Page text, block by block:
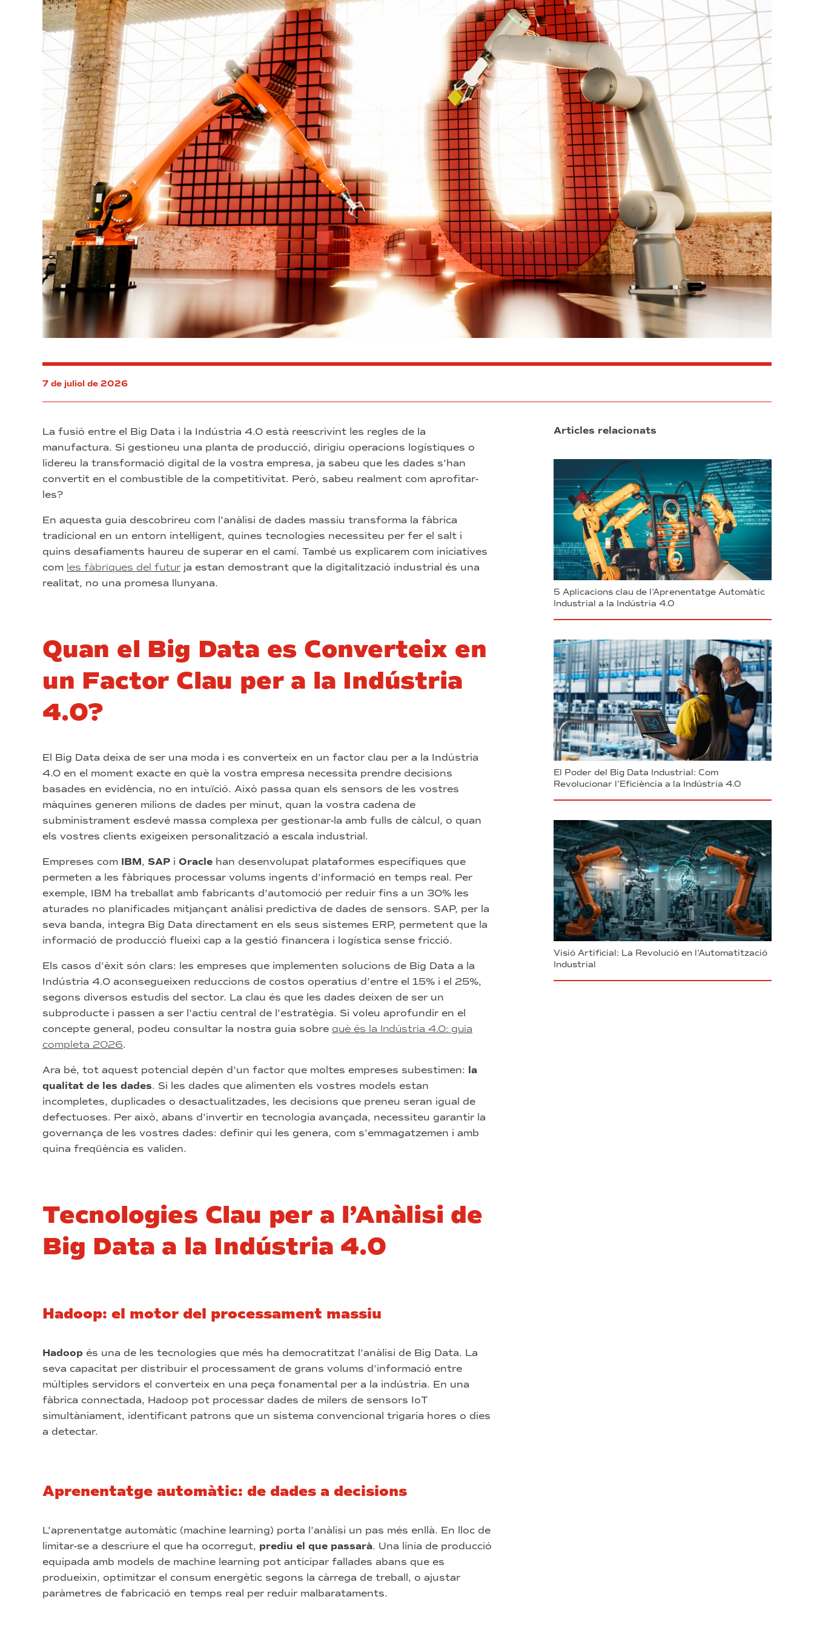
7 de juliol de 2026
La fusió entre el Big Data i la Indústria 4.0 està reescrivint les regles de la
manufactura. Si gestioneu una planta de producció, dirigiu operacions logístiques o
lidereu la transformació digital de la vostra empresa, ja sabeu que les dades s’han
convertit en el combustible de la competitivitat. Però, sabeu realment com aprofitar-
les?
En aquesta guia descobrireu com l’anàlisi de dades massiu transforma la fàbrica
tradicional en un entorn intel·ligent, quines tecnologies necessiteu per fer el salt i
quins desafiaments haureu de superar en el camí. També us explicarem com iniciatives
com les fàbriques del futur ja estan demostrant que la digitalització industrial és una
realitat, no una promesa llunyana.
Quan el Big Data es Converteix en
un Factor Clau per a la Indústria
4.0?
El Big Data deixa de ser una moda i es converteix en un factor clau per a la Indústria
4.0 en el moment exacte en què la vostra empresa necessita prendre decisions
basades en evidència, no en intuïció. Això passa quan els sensors de les vostres
màquines generen milions de dades per minut, quan la vostra cadena de
subministrament esdevé massa complexa per gestionar-la amb fulls de càlcul, o quan
els vostres clients exigeixen personalització a escala industrial.
Empreses com IBM, SAP i Oracle han desenvolupat plataformes específiques que
permeten a les fàbriques processar volums ingents d’informació en temps real. Per
exemple, IBM ha treballat amb fabricants d’automoció per reduir fins a un 30% les
aturades no planificades mitjançant anàlisi predictiva de dades de sensors. SAP, per la
seva banda, integra Big Data directament en els seus sistemes ERP, permetent que la
informació de producció flueixi cap a la gestió financera i logística sense fricció.
Els casos d’èxit són clars: les empreses que implementen solucions de Big Data a la
Indústria 4.0 aconsegueixen reduccions de costos operatius d’entre el 15% i el 25%,
segons diversos estudis del sector. La clau és que les dades deixen de ser un
subproducte i passen a ser l’actiu central de l’estratègia. Si voleu aprofundir en el
concepte general, podeu consultar la nostra guia sobre què és la Indústria 4.0: guia
completa 2026.
Ara bé, tot aquest potencial depèn d’un factor que moltes empreses subestimen: la
qualitat de les dades. Si les dades que alimenten els vostres models estan
incompletes, duplicades o desactualitzades, les decisions que preneu seran igual de
defectuoses. Per això, abans d’invertir en tecnologia avançada, necessiteu garantir la
governança de les vostres dades: definir qui les genera, com s’emmagatzemen i amb
quina freqüència es validen.
Tecnologies Clau per a l’Anàlisi de
Big Data a la Indústria 4.0
Hadoop: el motor del processament massiu
Hadoop és una de les tecnologies que més ha democratitzat l’anàlisi de Big Data. La
seva capacitat per distribuir el processament de grans volums d’informació entre
múltiples servidors el converteix en una peça fonamental per a la indústria. En una
fàbrica connectada, Hadoop pot processar dades de milers de sensors IoT
simultàniament, identificant patrons que un sistema convencional trigaria hores o dies
a detectar.
Aprenentatge automàtic: de dades a decisions
L’aprenentatge automàtic (machine learning) porta l’anàlisi un pas més enllà. En lloc de
limitar-se a descriure el que ha ocorregut, prediu el que passarà. Una línia de producció
equipada amb models de machine learning pot anticipar fallades abans que es
produeixin, optimitzar el consum energètic segons la càrrega de treball, o ajustar
paràmetres de fabricació en temps real per reduir malbarataments.
Articles relacionats
5 Aplicacions clau de l’Aprenentatge Automàtic
Industrial a la Indústria 4.0
El Poder del Big Data Industrial: Com
Revolucionar l’Eficiència a la Indústria 4.0
Visió Artificial: La Revolució en l’Automatització
Industrial